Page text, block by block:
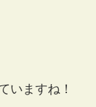
いますね！